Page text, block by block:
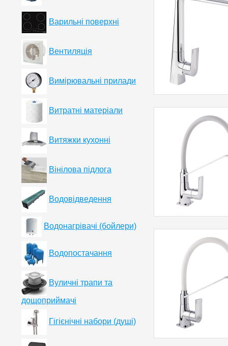
Варильні поверхні
Вентиляція
Вимірювальні прилади
Витратні матеріали
Витяжки кухонні
Вінілова підлога
Водовідведення
Водонагрівачі (бойлери)
Водопостачання
Вуличні трапи та
дощоприймачі
Гігієнічні набори (душі)